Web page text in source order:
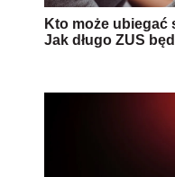
Kto może ubiegać
Jak długo ZUS